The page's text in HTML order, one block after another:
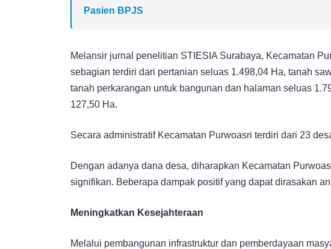
Pasien BPJS
Melansir jurnal penelitian STIESIA Surabaya, Kecamatan
sebagian terdiri dari pertanian seluas 1.498,04 Ha, tanah
tanah perkarangan untuk bangunan dan halaman seluas
127,50 Ha.
Secara administratif Kecamatan Purwoasri terdiri dari 23
Dengan adanya dana desa, diharapkan Kecamatan
signifikan. Beberapa dampak positif yang dapat dirasakan
Meningkatkan Kesejahteraan
Melalui pembangunan infrastruktur dan pemberdayaan